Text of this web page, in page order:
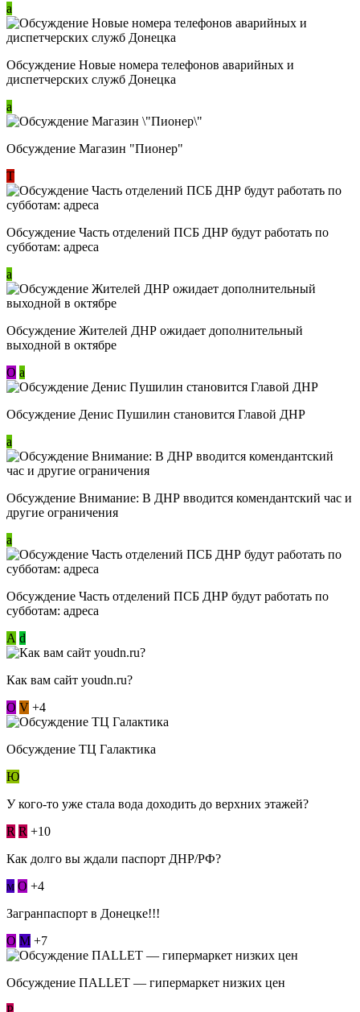
a
Обсуждение Новые номера телефонов аварийных и
диспетчерских служб Донецка
a
Обсуждение Магазин "Пионер"
Т
Обсуждение Часть отделений ПСБ ДНР будут работать по
субботам: адреса
a
Обсуждение Жителей ДНР ожидает дополнительный
выходной в октябре
О a
Обсуждение Денис Пушилин становится Главой ДНР
a
Обсуждение Внимание: В ДНР вводится комендантский час и
другие ограничения
a
Обсуждение Часть отделений ПСБ ДНР будут работать по
субботам: адреса
А d
Как вам сайт youdn.ru?
О V +4
Обсуждение ТЦ Галактика
Ю
У кого-то уже стала вода доходить до верхних этажей?
R R +10
Как долго вы ждали паспорт ДНР/РФ?
м О +4
Загранпаспорт в Донецке!!!
О М +7
Обсуждение ПАLLЕТ — гипермаркет низких цен